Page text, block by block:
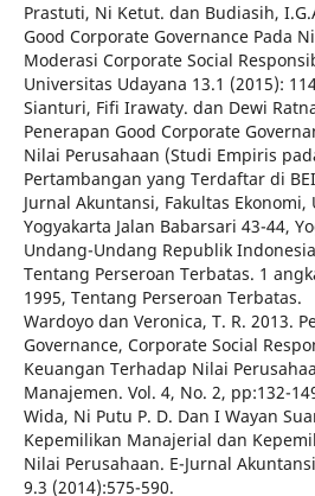
Prastuti, Ni Ketut. dan Budiasih,
Good Corporate Governance Pada
Moderasi Corporate Social
Universitas Udayana 13.1 (2015):
Sianturi, Fifi Irawaty. dan Dewi
Penerapan Good Corporate
Nilai Perusahaan (Studi Empiris
Pertambangan yang Terdaftar di
Jurnal Akuntansi, Fakultas Ekonomi,
Yogyakarta Jalan Babarsari 43-44,
Undang-Undang Republik
Tentang Perseroan Terbatas. 1
1995, Tentang Perseroan Terbatas.
Wardoyo dan Veronica, T. R. 2013.
Governance, Corporate Social
Keuangan Terhadap Nilai
Manajemen. Vol. 4, No. 2, pp:132-
Wida, Ni Putu P. D. Dan I Wayan
Kepemilikan Manajerial dan
Nilai Perusahaan. E-Jurnal
9.3 (2014):575-590.